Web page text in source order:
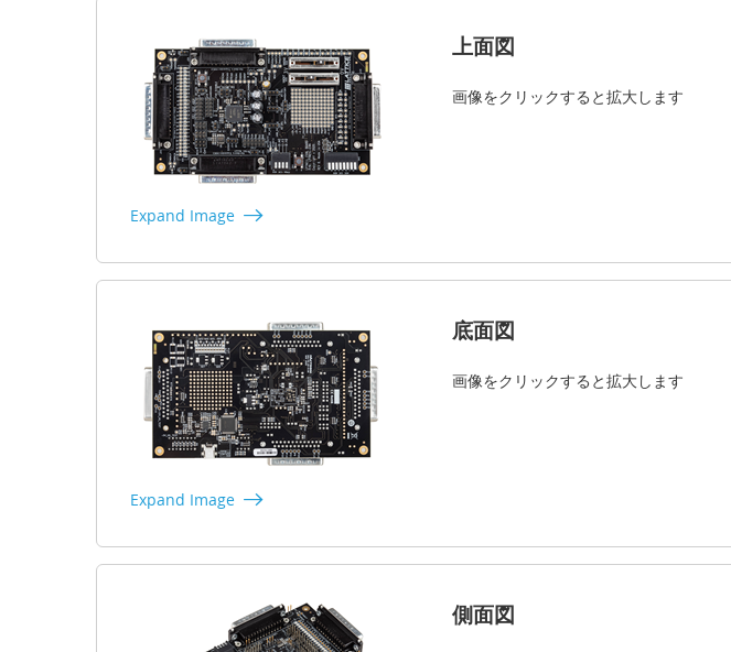
Expand Image
上面図
画像をクリックすると拡大します
Expand Image
底面図
画像をクリックすると拡大します
側面図